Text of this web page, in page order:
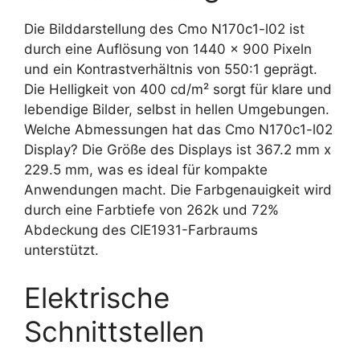
Die Bilddarstellung des Cmo N170c1-l02 ist
durch eine Auflösung von 1440 x 900 Pixeln
und ein Kontrastverhältnis von 550:1 geprägt.
Die Helligkeit von 400 cd/m² sorgt für klare und
lebendige Bilder, selbst in hellen Umgebungen.
Welche Abmessungen hat das Cmo N170c1-l02
Display? Die Größe des Displays ist 367.2 mm x
229.5 mm, was es ideal für kompakte
Anwendungen macht. Die Farbgenauigkeit wird
durch eine Farbtiefe von 262k und 72%
Abdeckung des CIE1931-Farbraums
unterstützt.
Elektrische
Schnittstellen